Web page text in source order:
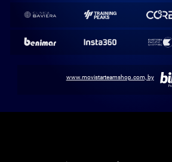
www.movistarteamshop.com, by